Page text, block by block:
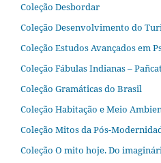
Coleção Desbordar
Coleção Desenvolvimento do
Coleção Estudos Avançados em
Coleção Fábulas Indianas –
Coleção Gramáticas do Brasil
Coleção Habitação e Meio
Coleção Mitos da Pós-
Coleção O mito hoje. Do